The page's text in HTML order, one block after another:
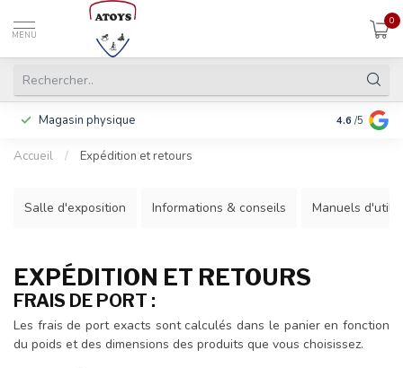
MENU
0
Magasin physique Payer en 3
4.6 /5
Accueil / Expédition et retours
Salle d'exposition Informations & conseils Manuels
EXPÉDITION ET RETOURS
FRAIS DE PORT :
Les frais de port exacts sont calculés dans le panier en fonction
du poids et des dimensions des produits que vous choisissez.